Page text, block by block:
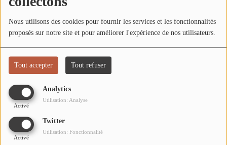
Nous utilisons des cookies pour fournir les services et les fonctionnalités
proposés sur notre site et pour améliorer l'expérience de nos utilisateurs.
Tout accepter Tout refuser
Analytics
Activé
Utilisation: Analyse
Twitter
Activé
Utilisation: Fonctionnalité
ARTISTES
TOP 10
Participez
ADHÉREZ À STUDIO 45 !
DÉDICACES
Contact